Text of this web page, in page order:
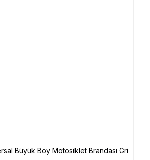
Büyük Boy Motosiklet Brandası Gri